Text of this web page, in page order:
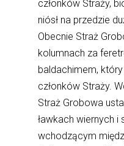
członków Straży,
niósł na przedzie
Obecnie Straż
kolumnach za
baldachimem,
członków Straży.
Straż Grobowa
ławkach wiernych i
wchodzącym